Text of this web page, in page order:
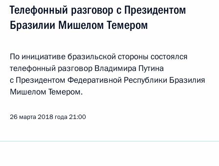
Телефонный разговор с Президентом
Бразилии Мишелом Темером
По инициативе бразильской стороны состоялся
телефонный разговор Владимира Путина
с Президентом Федеративной Республики Бразилия
Мишелом Темером.
26 марта 2018 года21:00